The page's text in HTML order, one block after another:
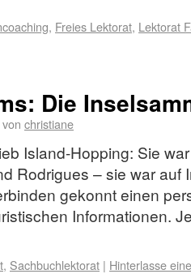
, Freies Lektorat, Lektorat
Die
von christiane
Island-Hopping: Sie
Rodrigues – sie war auf
gekonnt einen
Informationen.
, Sachbuchlektorat | Hinterlasse